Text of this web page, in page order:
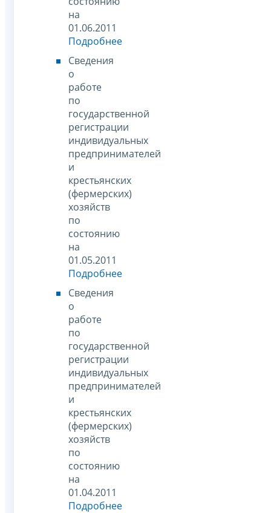
на
01.06.2011
Подробнее
Сведения
о
работе
по
государственной
регистрации
индивидуальных
предпринимателей
и
крестьянских
(фермерских)
хозяйств
по
состоянию
на
01.05.2011
Подробнее
Сведения
о
работе
по
государственной
регистрации
индивидуальных
предпринимателей
и
крестьянских
(фермерских)
хозяйств
по
состоянию
на
01.04.2011
Подробнее